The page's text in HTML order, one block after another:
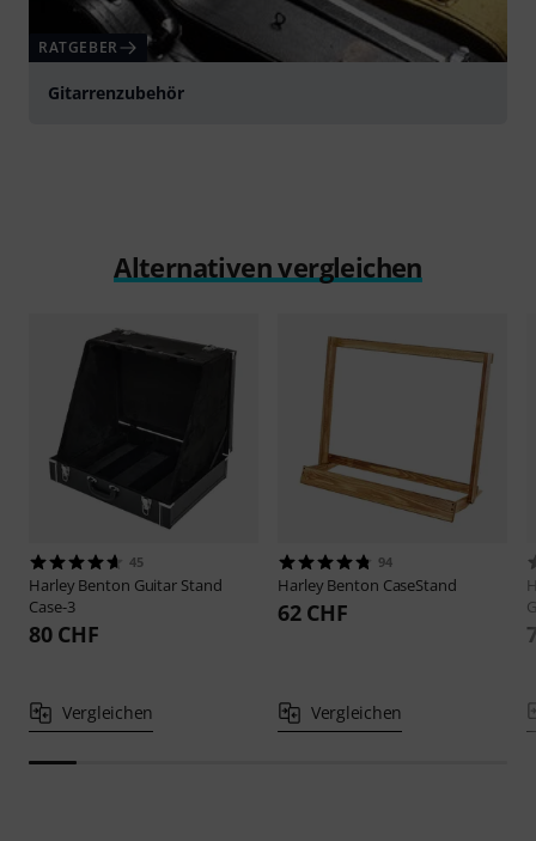
RATGEBER
Gitarrenzubehör
Alternativen vergleichen
45
Harley Benton Guitar Stand
Case-3
80 CHF
Vergleichen
94
Harley Benton CaseStand
62 CHF
Vergleichen